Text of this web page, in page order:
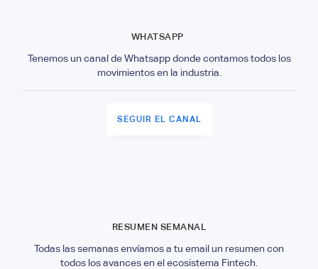
WHATSAPP
Tenemos un canal de Whatsapp donde contamos todos los
movimientos en la industria.
SEGUIR EL CANAL
RESUMEN SEMANAL
Todas las semanas envíamos a tu email un resumen con
todos los avances en el ecosistema Fintech.